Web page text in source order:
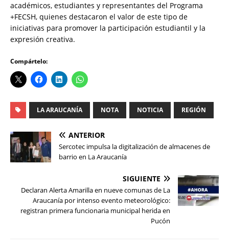
académicos, estudiantes y representantes del Programa
+FECSH, quienes destacaron el valor de este tipo de
iniciativas para promover la participación estudiantil y la
expresión creativa.
Compártelo:
LA ARAUCANÍA NOTA NOTICIA REGIÓN
ANTERIOR
Sercotec impulsa la digitalización de almacenes de
barrio en La Araucanía
SIGUIENTE
Declaran Alerta Amarilla en nueve comunas de La
Araucanía por intenso evento meteorológico:
registran primera funcionaria municipal herida en
Pucón